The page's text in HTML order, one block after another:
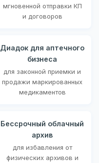
мгновенной отправки КП
и договоров
Диадок для аптечного
бизнеса
для законной приемки и
продажи маркированных
медикаментов
Бессрочный облачный
архив
для избавления от
физических архивов и